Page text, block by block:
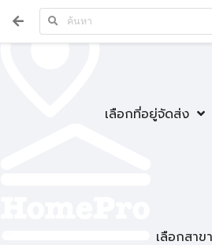
เลือกที่อยู่จัดส่ง
เลือกสาขา